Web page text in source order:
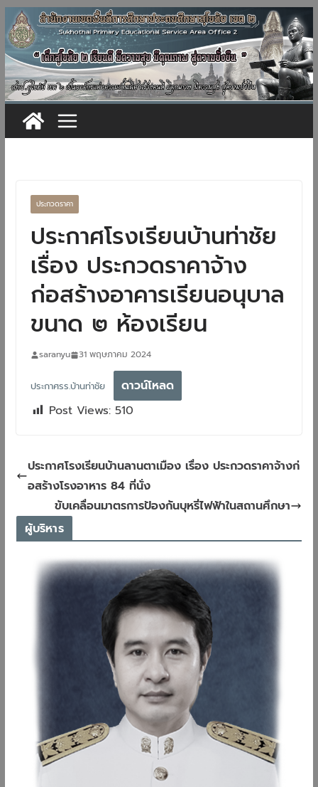
Skip
to
content
ประกวดราคา
ประกาศโรงเรียนบ้านท่าชัย
เรื่อง ประกวดราคาจ้าง
ก่อสร้างอาคารเรียนอนุบาล
ขนาด ๒ ห้องเรียน
saranyu 31 พฤษภาคม 2024
ประกาศรร.บ้านท่าชัย
ดาวน์โหลด
Post Views: 510
ประกาศโรงเรียนบ้านลานตาเมือง เรื่อง ประกวดราคาจ้างก่
อสร้างโรงอาหาร 84 ที่นั่ง
ขับเคลื่อนมาตรการป้องกันบุหรี่ไฟฟ้าในสถานศึกษา
ผู้บริหาร